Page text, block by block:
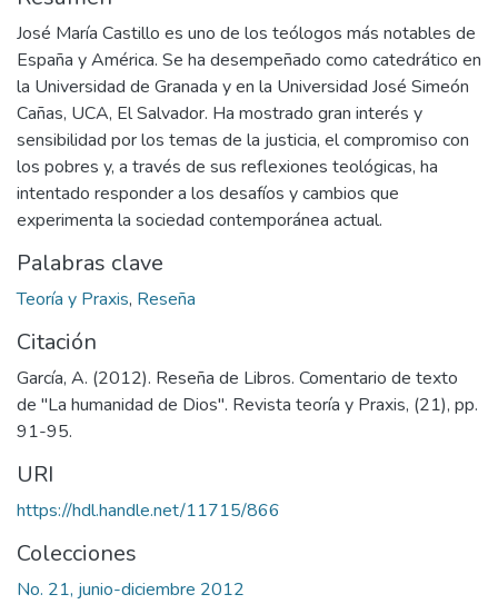
José María Castillo es uno de los teólogos más notables de
España y América. Se ha desempeñado como catedrático en
la Universidad de Granada y en la Universidad José Simeón
Cañas, UCA, El Salvador. Ha mostrado gran interés y
sensibilidad por los temas de la justicia, el compromiso con
los pobres y, a través de sus reflexiones teológicas, ha
intentado responder a los desafíos y cambios que
experimenta la sociedad contemporánea actual.
Palabras clave
Teoría y Praxis, Reseña
Citación
García, A. (2012). Reseña de Libros. Comentario de texto
de "La humanidad de Dios". Revista teoría y Praxis, (21), pp.
91-95.
URI
https://hdl.handle.net/11715/866
Colecciones
No. 21, junio-diciembre 2012